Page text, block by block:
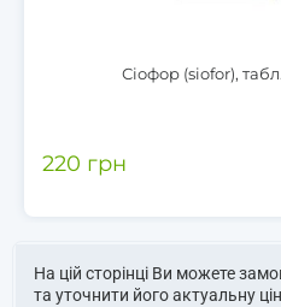
Сіофор (siofor),
220 грн
На цій сторінці Ви можете
та уточнити його актуальну